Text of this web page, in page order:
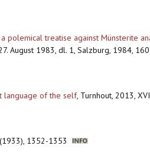
polemical treatise against Münsterite
August 1983, dl. 1, Salzburg, 1984,
language of the self, Turnhout, 2013,
1352-1353